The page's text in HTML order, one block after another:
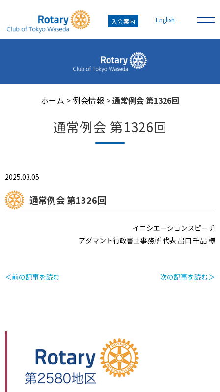
入会案内 English
ホーム >例会情報 >通常例会 第1326回
通常例会 第1326回
2025.03.05
通常例会 第1326回
イニシエーションスピーチ
アダマント行政書士事務所 代表 出口 千晶 様
＜前の記事を読む 次の記事を読む＞